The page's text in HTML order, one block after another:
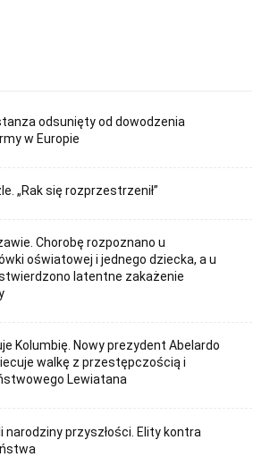
odsunięty od dowodzenia
w Europie
„Rak się rozprzestrzenił”
Chorobę rozpoznano u
oświatowej i jednego dziecka, a u
latentne zakażenie
Kolumbię. Nowy prezydent Abelardo
walkę z przestępczością i
Lewiatana
narodziny przyszłości. Elity kontra